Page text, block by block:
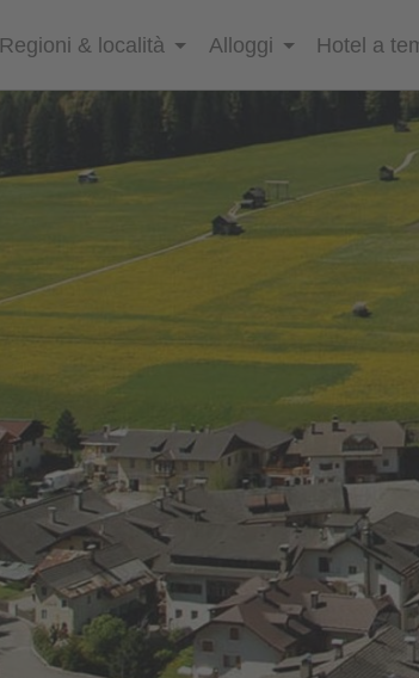
Regioni & località Alloggi Hotel a